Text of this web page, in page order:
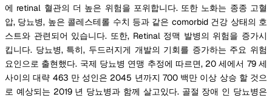
에 retinal 혈관의 더 높은 위험을 포위합니다. 또한 노화는 종종 고혈
압, 당뇨병, 높은 콜레스테롤 수치 등과 같은 comorbid 건강 상태의 호
스트와 관련되어 있습니다. 또한, Retinal 정맥 발병의 위험을 증가시
킵니다. 당뇨병, 특히, 두드러지게 개발의 기회를 증가하는 주요 위험
요인으로 출현했다. 국제 당뇨병 연맹 추정에 따르면, 20 세에서 79 세
사이의 대략 463 만 성인은 2045 년까지 700 백만 이상 상승 할 것으
로 예상되는 2019 년 당뇨병과 함께 살고있다. 골절 장애 인 당뇨병은